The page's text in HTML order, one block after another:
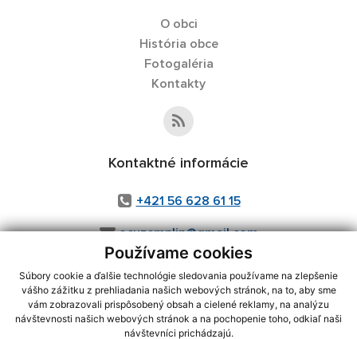
Používame cookies
Súbory cookie a ďalšie technológie sledovania používame na zlepšenie
vášho zážitku z prehliadania našich webových stránok, na to, aby sme
vám zobrazovali prispôsobený obsah a cielené reklamy, na analýzu
návštevnosti našich webových stránok a na pochopenie toho, odkiaľ naši
návštevníci prichádzajú.
O obci
História obce
Fotogaléria
Kontakty
Kontaktné informácie
+421 56 628 61 15
ocuzemplin@gmail.com
využite možnosť získavania aktuálnych informácií s využitím RSS
CMS systém (redakčný) systém ECHELON 2,Mapa stránok,web portál
webex.digital, s.r.o.,domény,registrácia domény